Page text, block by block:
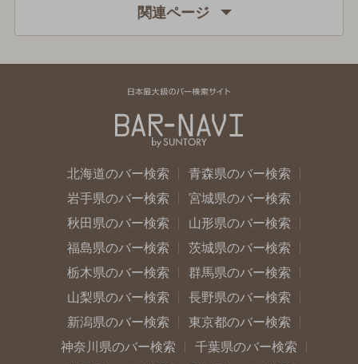
関連ページ
北海道のバー検索
青森県のバー検索
岩手県のバー検索
宮城県のバー検索
秋田県のバー検索
山形県のバー検索
福島県のバー検索
茨城県のバー検索
栃木県のバー検索
群馬県のバー検索
山梨県のバー検索
長野県のバー検索
新潟県のバー検索
東京都のバー検索
神奈川県のバー検索
千葉県のバー検索